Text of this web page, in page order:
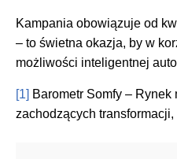
Kampania obowiązuje od
– to świetna okazja, by w
możliwości inteligentnej
[1] Barometr Somfy –
zachodzących transformacji,